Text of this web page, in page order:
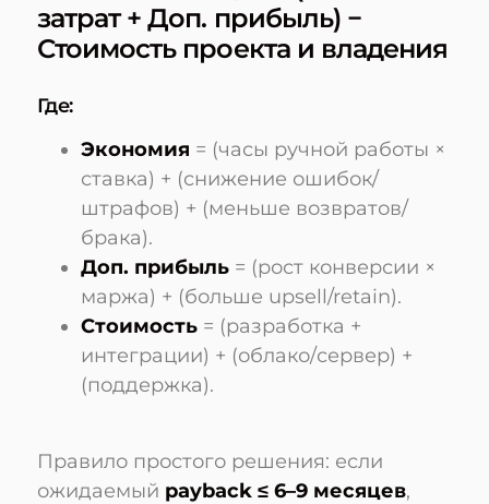
затрат + Доп. прибыль) −
Стоимость проекта и владения
Где:
Экономия = (часы ручной работы ×
ставка) + (снижение ошибок/
штрафов) + (меньше возвратов/
брака).
Доп. прибыль = (рост конверсии ×
маржа) + (больше upsell/retain).
Стоимость = (разработка +
интеграции) + (облако/сервер) +
(поддержка).
Правило простого решения: если
ожидаемый payback ≤ 6–9 месяцев,